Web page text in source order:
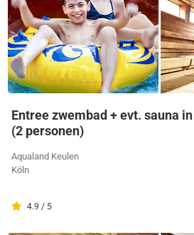
Entree zwembad + evt. sauna
(2 personen)
Aqualand Keulen
Köln
4.9 / 5